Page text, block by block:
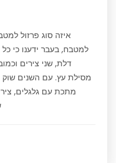
איזה סוג פרזול
למטבח, בעבר ידענו כי
דלת, שני צירים
מסילת עץ. עם השנים שוק
מתכת עם גלגלים,